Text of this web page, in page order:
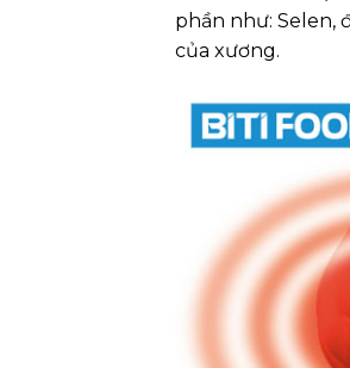
phần như: Selen,
của xương.